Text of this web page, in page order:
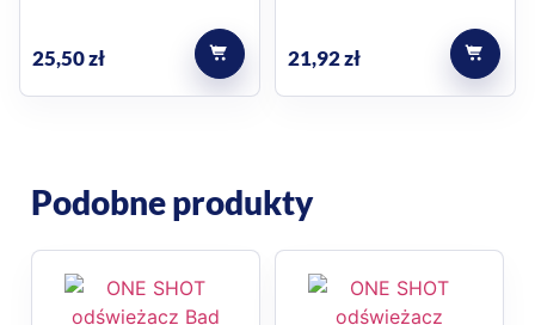
25,50zł 21,92zł
Podobne produkty